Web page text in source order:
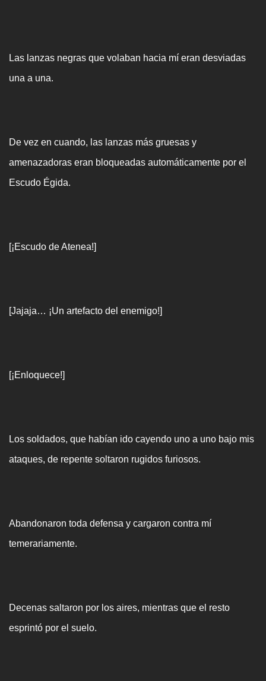
Las lanzas negras que volaban hacia mí eran desviadas
una a una.
De vez en cuando, las lanzas más gruesas y
amenazadoras eran bloqueadas automáticamente por el
Escudo Égida.
[¡Escudo de Atenea!]
[Jajaja… ¡Un artefacto del enemigo!]
[¡Enloquece!]
Los soldados, que habían ido cayendo uno a uno bajo mis
ataques, de repente soltaron rugidos furiosos.
Abandonaron toda defensa y cargaron contra mí
temerariamente.
Decenas saltaron por los aires, mientras que el resto
esprintó por el suelo.